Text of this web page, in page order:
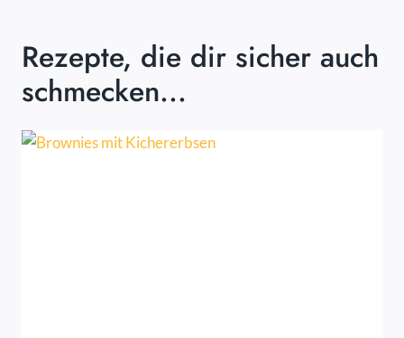
Rezepte, die dir sicher auch
schmecken...